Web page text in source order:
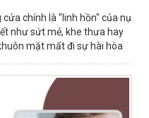
chính là "linh hồn" của nụ
như sứt mẻ, khe thưa hay
mặt mất đi sự hài hòa